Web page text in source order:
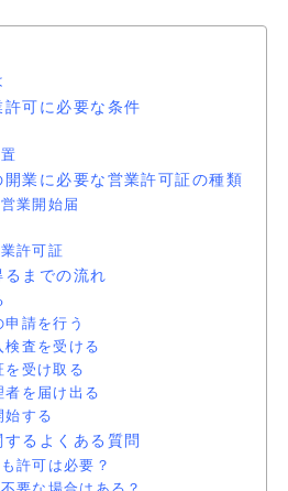
可に必要な条件
業に必要な営業許可証の種類
業開始届
許可証
までの流れ
請を行う
査を受ける
受け取る
を届け出る
する
るよくある質問
許可は必要？